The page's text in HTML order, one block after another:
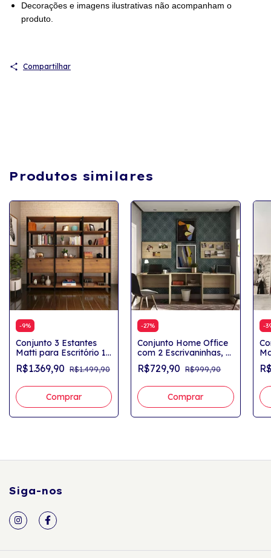
Decorações e imagens ilustrativas não acompanham o
produto.
Compartilhar
Produtos similares
-9%
Conjunto 3 Estantes
Matti para Escritório 12
Prateleiras Pinho/Preto
R$1.369,90 R$1.499,90
-27%
Conjunto Home Office
com 2 Escrivaninhas, 2
Painéis e 1 Nicho Avelã
Rústico Georgia
R$729,90 R$999,90
-
Siga-nos